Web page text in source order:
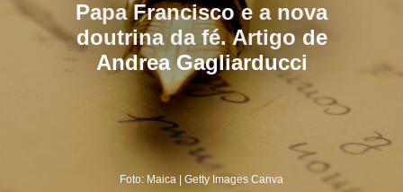
Papa Francisco e a nova
doutrina da fé. Artigo de
Andrea Gagliarducci
Foto: Maica | Getty Images Canva